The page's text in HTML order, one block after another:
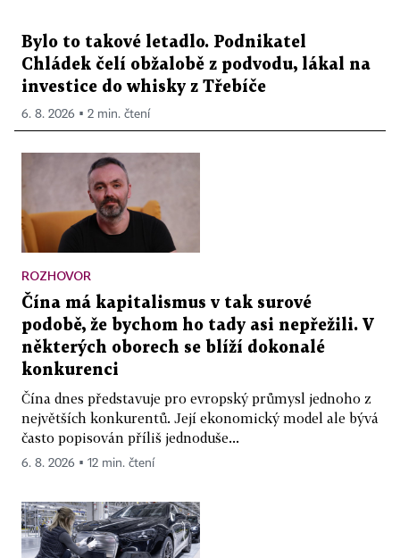
Bylo to takové letadlo. Podnikatel
Chládek čelí obžalobě z podvodu, lákal na
investice do whisky z Třebíče
6. 8. 2026 ▪ 2 min. čtení
ROZHOVOR
Čína má kapitalismus v tak surové
podobě, že bychom ho tady asi nepřežili. V
některých oborech se blíží dokonalé
konkurenci
Čína dnes představuje pro evropský průmysl jednoho z
největších konkurentů. Její ekonomický model ale bývá
často popisován příliš jednoduše...
6. 8. 2026 ▪ 12 min. čtení